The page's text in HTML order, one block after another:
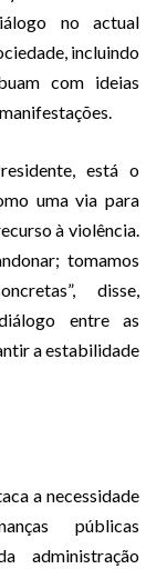
no actual
incluindo
com ideias
está o
uma via para
à violência.
tomamos
disse,
entre as
a estabilidade
a necessidade
públicas
administração